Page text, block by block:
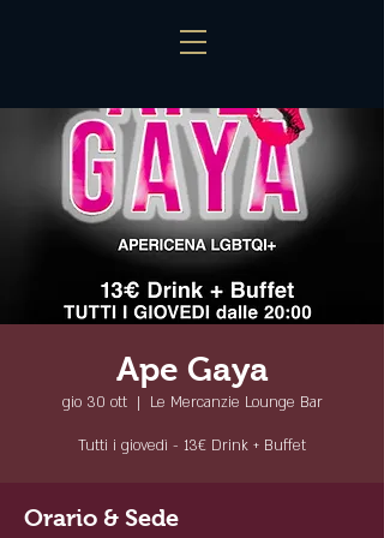
Ape Gaya
gio 30 ott
  |
Le Mercanzie Lounge Bar
Tutti i giovedì - 13€ Drink + Buffet
Orario & Sede